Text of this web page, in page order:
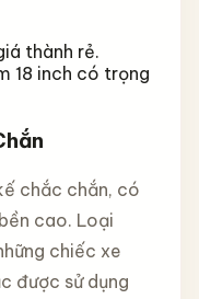
thành rẻ.
18 inch có trọng
chắc chắn, có
cao. Loại
chiếc xe
được sử dụng